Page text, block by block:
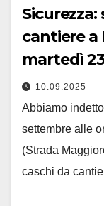
cantiere a Palazzo Hercolani
martedì
10.09.2025
Abbiamo
settembre alle
(Strada
caschi da